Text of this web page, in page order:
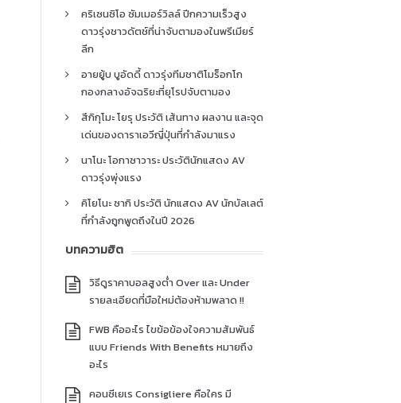
คริเซนซิโอ ซัมเมอร์วิลล์ ปีกความเร็วสูง
ดาวรุ่งชาวดัตช์ที่น่าจับตามองในพรีเมียร์
ลีก
อายยู้บ บูอัดดี้ ดาวรุ่งทีมชาติโมร็อกโก
กองกลางอัจฉริยะที่ยุโรปจับตามอง
สึกิกุโมะ โยรุ ประวัติ เส้นทาง ผลงาน และจุด
เด่นของดาราเอวีญี่ปุ่นที่กำลังมาแรง
นาโนะ โอกาซาวาระ ประวัตินักแสดง AV
ดาวรุ่งพุ่งแรง
คิโยโนะ ซากิ ประวัติ นักแสดง AV นักบัลเลต์
ที่กำลังถูกพูดถึงในปี 2026
บทความฮิต
วิธีดูราคาบอลสูงต่ำ Over และ Under
รายละเอียดที่มือใหม่ต้องห้ามพลาด !!
FWB คืออะไร ไขข้อข้องใจความสัมพันธ์
แบบ Friends With Benefits หมายถึง
อะไร
คอนซีเยเร Consigliere คือใคร มี